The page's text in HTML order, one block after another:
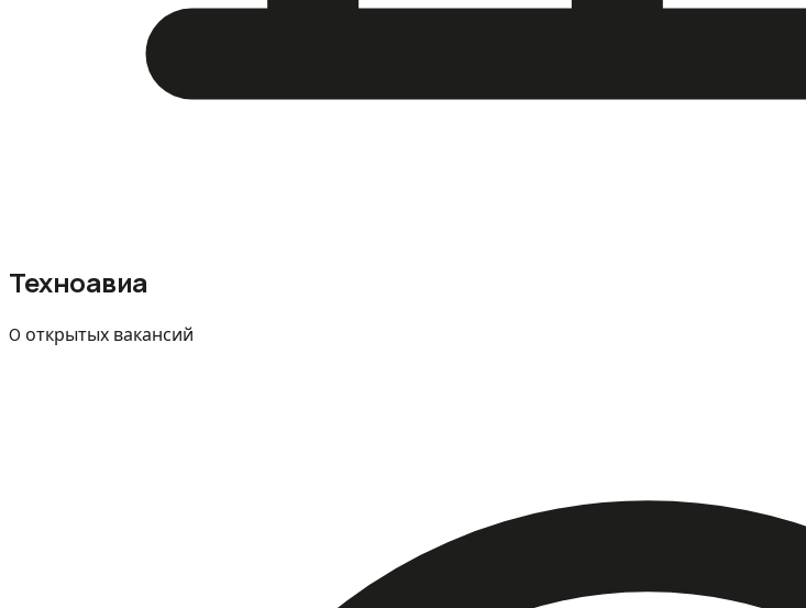
Техноавиа
0 открытых вакансий